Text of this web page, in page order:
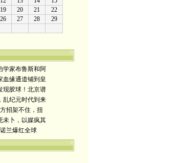
学家布鲁斯和阿
血缘通道铺到皇
现胶球！北京谱
乱纪元时代到来
招架不住，扭
未卜，以媒疯其
兰爆红全球